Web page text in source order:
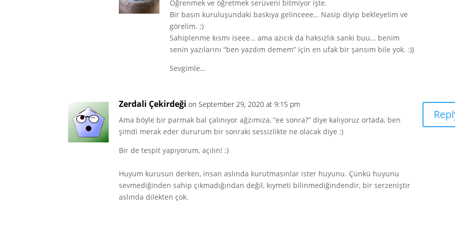
Öğrenmek ve öğretmek serüveni bitmiyor işte.
Bir basın kuruluşundaki baskıya gelinceee… Nasip diyip bekleyelim ve
görelim. ;)
Sahiplenme kısmı iseee… ama azıcık da haksızlık sanki buu… benim
senin yazılarını “ben yazdım demem” için en ufak bir şansım bile yok. :))
Sevgimle…
Zerdali Çekirdeği on September 29, 2020 at 9:15 pm
Ama böyle bir parmak bal çalınıyor ağzımıza, “ee sonra?” diye kalıyoruz ortada, ben
şimdi merak eder dururum bir sonraki sessizlikte ne olacak diye :)
Bir de tespit yapıyorum, açılın! :)
Huyum kurusun derken, insan aslında kurutmasınlar ister huyunu. Çünkü huyunu
sevmediğinden sahip çıkmadığından değil, kıymeti bilinmediğindendir, bir serzeniştir
aslında dilekten çok.